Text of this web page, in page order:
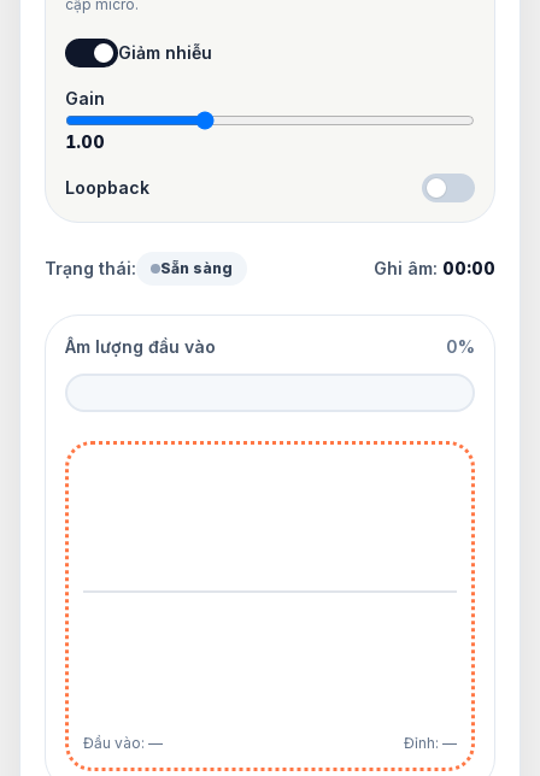
cập micro.
Giảm nhiễu
Gain
1.00
Loopback
Trạng thái: Sẵn sàng Ghi âm: 00:00
Âm lượng đầu vào 0%
Đầu vào: — Đỉnh: —